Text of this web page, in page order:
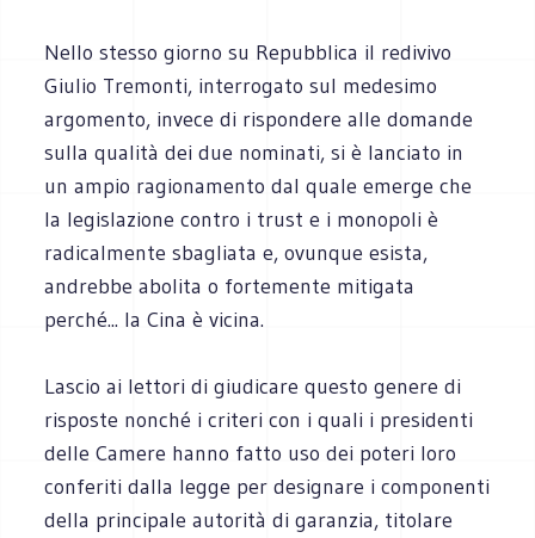
Nello stesso giorno su Repubblica il redivivo
Giulio Tremonti, interrogato sul medesimo
argomento, invece di rispondere alle domande
sulla qualità dei due nominati, si è lanciato in
un ampio ragionamento dal quale emerge che
la legislazione contro i trust e i monopoli è
radicalmente sbagliata e, ovunque esista,
andrebbe abolita o fortemente mitigata
perché... la Cina è vicina.
Lascio ai lettori di giudicare questo genere di
risposte nonché i criteri con i quali i presidenti
delle Camere hanno fatto uso dei poteri loro
conferiti dalla legge per designare i componenti
della principale autorità di garanzia, titolare